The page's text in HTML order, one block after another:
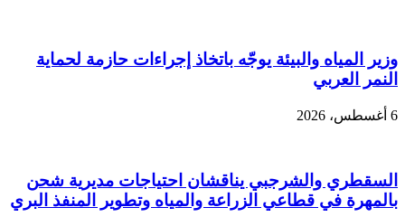
وزير المياه والبيئة يوجّه باتخاذ إجراءات حازمة لحماية
النمر العربي
6 أغسطس، 2026
السقطري والشرجبي يناقشان احتياجات مديرية شحن
بالمهرة في قطاعي الزراعة والمياه وتطوير المنفذ البري